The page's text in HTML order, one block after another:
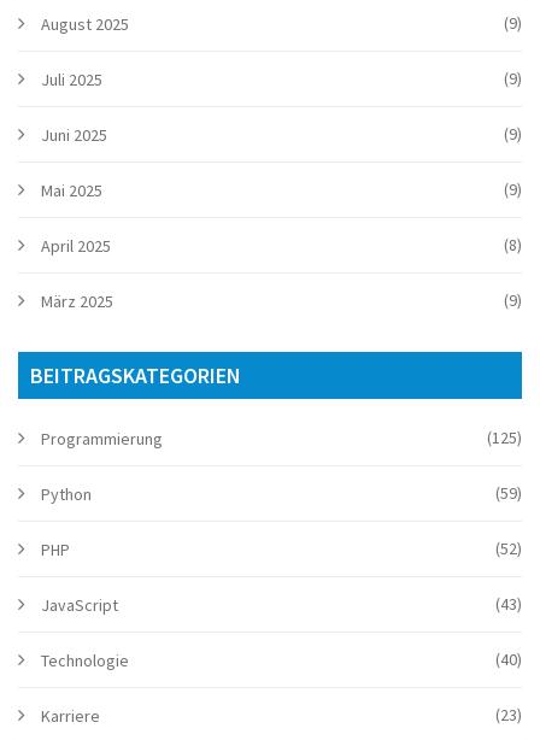
August 2025 (9)
Juli 2025 (9)
Juni 2025 (9)
Mai 2025 (9)
April 2025 (8)
März 2025 (9)
BEITRAGSKATEGORIEN
Programmierung (125)
Python (59)
PHP (52)
JavaScript (43)
Technologie (40)
Karriere (23)